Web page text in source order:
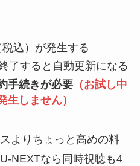
税込）が発生する
了すると自動更新になる
手続きが必要 （お試し中
生しません）
よりちょっと高めの料
NEXTなら同時視聴も4